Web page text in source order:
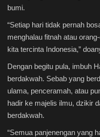
bumi.
“Setiap hari tidak pernah
menghalau fitnah atau
kita tercinta Indonesia,”
Dengan begitu pula, imbuh
berdakwah. Sebab yang
ulama, penceramah, atau
hadir ke majelis ilmu, dzikir
berdakwah.
“Semua panjenengan yang